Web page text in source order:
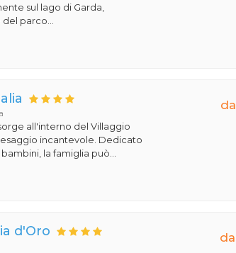
sul lago di Garda,
parco...
all'interno del Villaggio
incantevole. Dedicato
la famiglia può...
da
d'Oro da